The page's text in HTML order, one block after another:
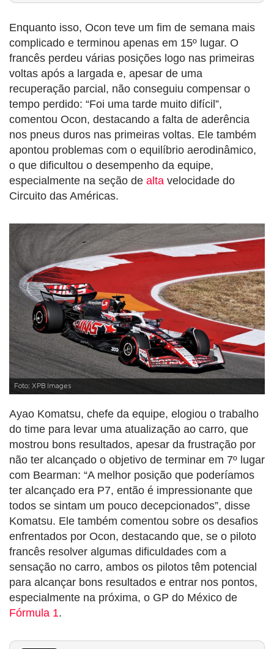
Enquanto isso, Ocon teve um fim de semana mais
complicado e terminou apenas em 15º lugar. O
francês perdeu várias posições logo nas primeiras
voltas após a largada e, apesar de uma
recuperação parcial, não conseguiu compensar o
tempo perdido: “Foi uma tarde muito difícil”,
comentou Ocon, destacando a falta de aderência
nos pneus duros nas primeiras voltas. Ele também
apontou problemas com o equilíbrio aerodinâmico,
o que dificultou o desempenho da equipe,
especialmente na seção de alta velocidade do
Circuito das Américas.
Foto: XPB Images
Ayao Komatsu, chefe da equipe, elogiou o trabalho
do time para levar uma atualização ao carro, que
mostrou bons resultados, apesar da frustração por
não ter alcançado o objetivo de terminar em 7º lugar
com Bearman: “A melhor posição que poderíamos
ter alcançado era P7, então é impressionante que
todos se sintam um pouco decepcionados”, disse
Komatsu. Ele também comentou sobre os desafios
enfrentados por Ocon, destacando que, se o piloto
francês resolver algumas dificuldades com a
sensação no carro, ambos os pilotos têm potencial
para alcançar bons resultados e entrar nos pontos,
especialmente na próxima, o GP do México de
Fórmula 1.